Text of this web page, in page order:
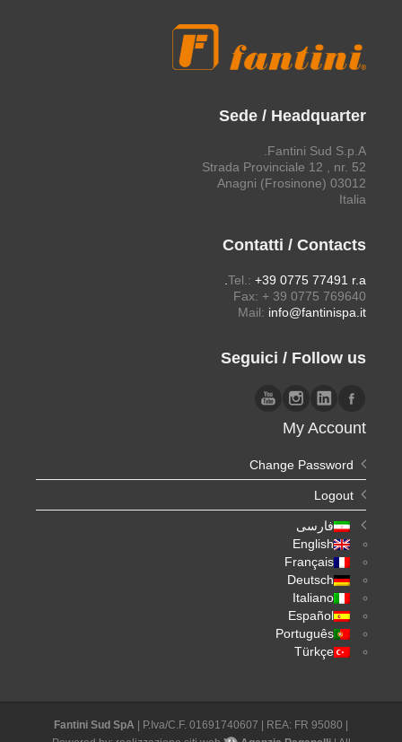
Sede / Headquarter
Fantini Sud S.p.A.
Strada Provinciale 12 , nr. 52
03012 Anagni (Frosinone)
Italia
Contatti / Contacts
Tel.: +39 0775 77491 r.a.
Fax: + 39 0775 769640
Mail: info@fantinispa.it
Seguici / Follow us
My Account
Change Password
Logout
فارسی
English
Français
Deutsch
Italiano
Español
Português
Türkçe
Fantini Sud SpA | P.Iva/C.F. 01691740607 | REA: FR 95080 |